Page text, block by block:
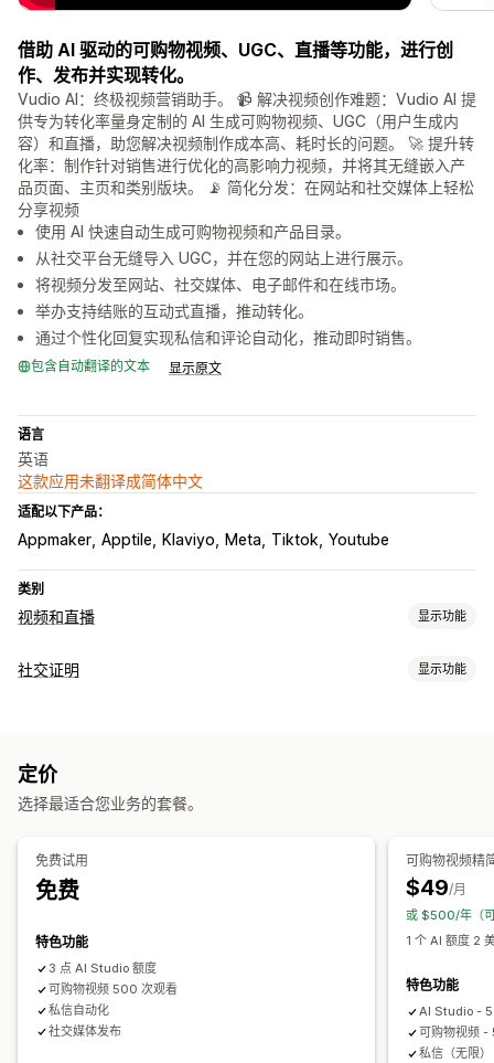
借助 AI 驱动的可购物视频、UGC、直播等功能，进行创
作、发布并实现转化。
Vudio AI：终极视频营销助手。 📹 解决视频创作难题：Vudio AI 提
供专为转化率量身定制的 AI 生成可购物视频、UGC（用户生成内
容）和直播，助您解决视频制作成本高、耗时长的问题。 🚀 提升转
化率：制作针对销售进行优化的高影响力视频，并将其无缝嵌入产
品页面、主页和类别版块。 📡 简化分发：在网站和社交媒体上轻松
分享视频
使用 AI 快速自动生成可购物视频和产品目录。
从社交平台无缝导入 UGC，并在您的网站上进行展示。
将视频分发至网站、社交媒体、电子邮件和在线市场。
举办支持结账的互动式直播，推动转化。
通过个性化回复实现私信和评论自动化，推动即时销售。
包含自动翻译的文本 显示原文
语言
英语
这款应用未翻译成简体中文
适配以下产品：
Appmaker Apptile Klaviyo Meta Tiktok Youtube
类别
视频和直播 显示功能
视频管理
自定义
视频编辑 视频模板 视频导入
社交证明 显示功能
分析
互动跟踪
定价
选择最适合您业务的套餐。
免费试用
免费
特色功能
3 点 AI Studio 额度
可购物视频 500 次观看
私信自动化
社交媒体发布
可购物视频精
$49/月
或 $500/年（
1 个 AI 额度 2
特色功能
AI Studio - 5
可购物视频
私信（无限）